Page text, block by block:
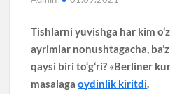
Tishlarni yuvishga har kim
ayrimlar nonushtagacha,
qaysi biri to‘g‘ri? «Berliner
masalagaoydinlik kiritdi.